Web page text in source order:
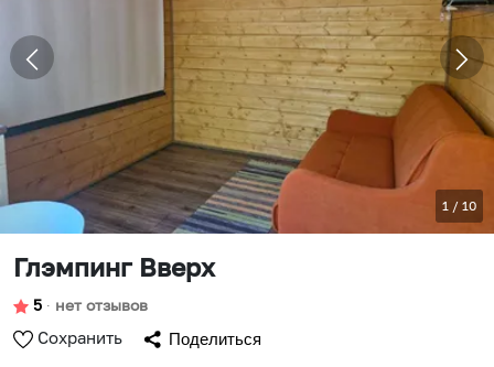
1 / 10
Глэмпинг Вверх
5 ∙ нет отзывов
Сохранить Поделиться